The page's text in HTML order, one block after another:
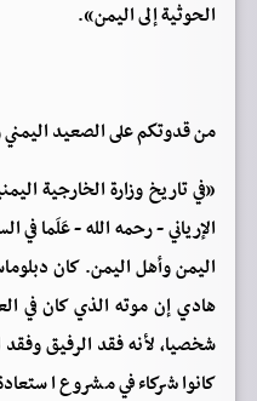
الحوثية إلى اليمن».
من قدوتكم على الصعيد اليمني
«في تاريخ وزارة الخارجية
الإرياني - رحمه الله - عَلَما
اليمن وأهل اليمن. كان
هادي إن موته الذي كان في
شخصيا، لأنه فقد الرفيق
كانوا شركاء في مشروع